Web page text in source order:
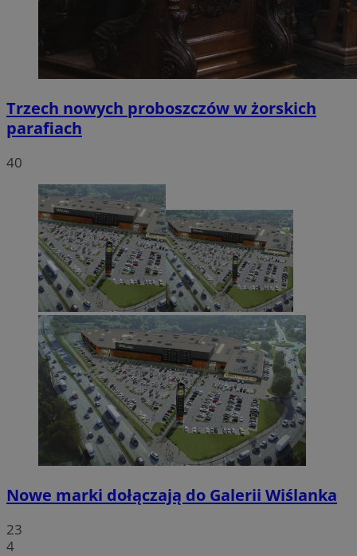
Trzech nowych proboszczów w żorskich
parafiach
40
Nowe marki dołączają do Galerii Wiślanka
23
4